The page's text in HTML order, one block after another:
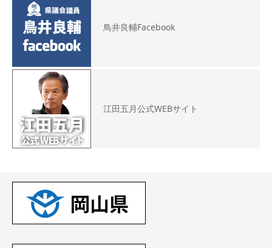
鳥井良輔Facebook
江田五月公式WEBサイト